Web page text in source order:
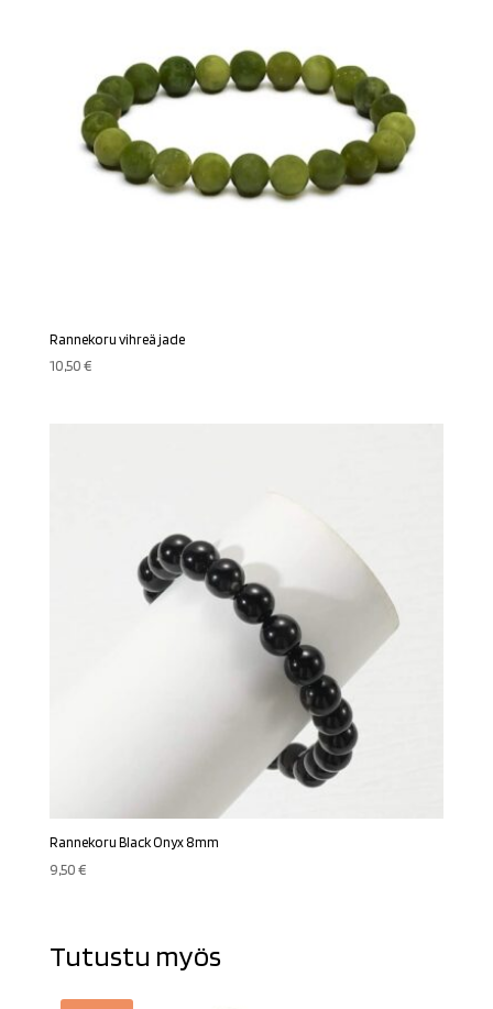
Rannekoru vihreä jade
10,50€
Rannekoru Black Onyx 8mm
9,50€
Tutustu myös